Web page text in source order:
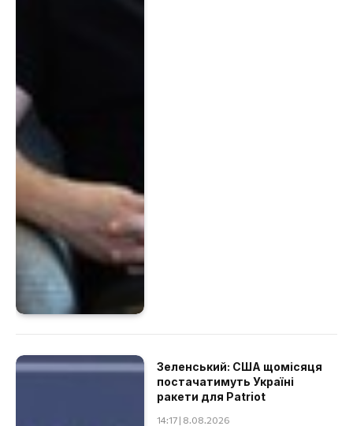
Зеленський: США щомісяця
постачатимуть Україні
ракети для Patriot
14:17 | 8.08.2026